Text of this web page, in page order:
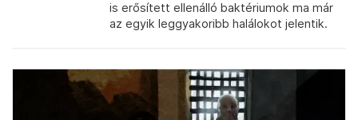
is erősített ellenálló baktériumok ma már
az egyik leggyakoribb halálokot jelentik.